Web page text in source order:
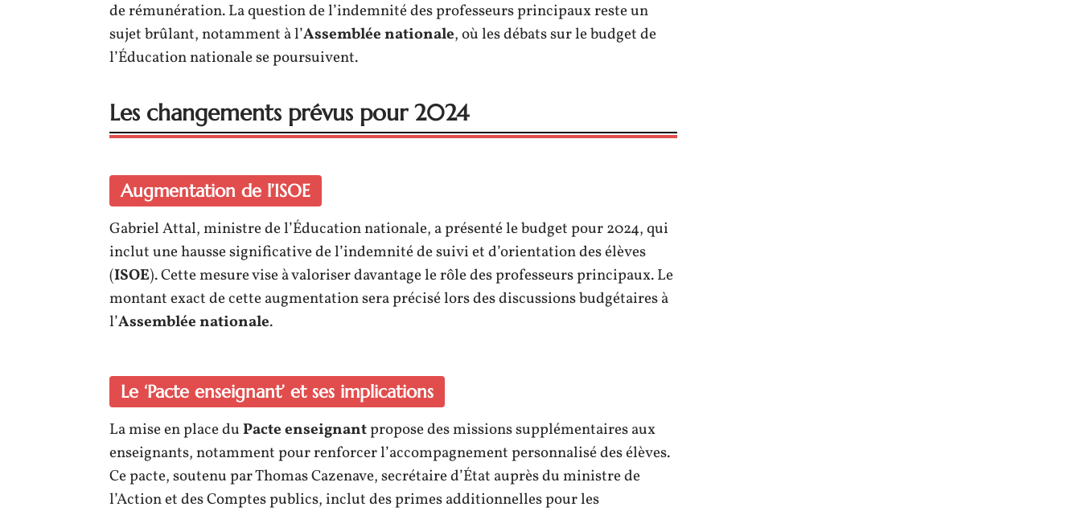
de rémunération. La question de l’indemnité des professeurs principaux reste un
sujet brûlant, notamment à l’Assemblée nationale, où les débats sur le budget de
l’Éducation nationale se poursuivent.
Les changements prévus pour 2024
Augmentation de l’ISOE
Gabriel Attal, ministre de l’Éducation nationale, a présenté le budget pour 2024, qui
inclut une hausse significative de l’indemnité de suivi et d’orientation des élèves
(ISOE). Cette mesure vise à valoriser davantage le rôle des professeurs principaux. Le
montant exact de cette augmentation sera précisé lors des discussions budgétaires à
l’Assemblée nationale.
Le ‘Pacte enseignant’ et ses implications
La mise en place duPacte enseignantpropose des missions supplémentaires aux
enseignants, notamment pour renforcer l’accompagnement personnalisé des élèves.
Ce pacte, soutenu par Thomas Cazenave, secrétaire d’État auprès du ministre de
l’Action et des Comptes publics, inclut des primes additionnelles pour les